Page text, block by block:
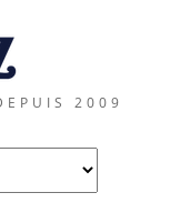
2009